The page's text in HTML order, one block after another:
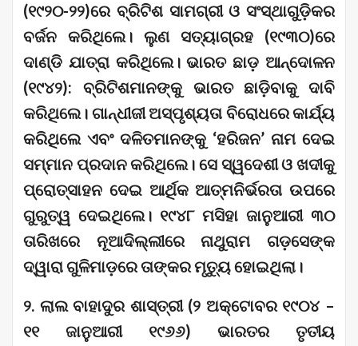
(୧୯୨୦-୨୨)ରେ ବ୍ରିଟିଶ ସାମଗ୍ରୀ ଓ ସଂସ୍ଥାଗୁଡ଼ିକର
ବର୍ଜନ କରିଥିଲେ। ଲୁଣ ସତ୍ୟାଗ୍ରହ (୧୯୩୦)ରେ
ଦାଣ୍ଡି ଯାତ୍ରା କରିଥିଲେ। ଭାରତ ଛାଡ଼ ଆନ୍ଦୋଳନ
(୧୯୪୨): ବ୍ରିଟିଶମାନଙ୍କୁ ଭାରତ ଛାଡ଼ିବାକୁ ଦାବି
କରିଥିଲେ। ଗାନ୍ଧୀଜୀ ଅସ୍ପୃଶ୍ୟତା ବିରୋଧରେ କାର୍ଯ୍ୟ
କରିଥିଲେ ଏବଂ ଦଳିତମାନଙ୍କୁ ‘ହରିଜନ’ ନାମ ଦେଇ
ସମ୍ମାନ ପ୍ରଦାନ କରିଥିଲେ। ସେ ସ୍ୱଦେଶୀ ଓ ଖଦୀକୁ
ପ୍ରୋତ୍ସାହନ ଦେଇ ଆର୍ଥିକ ଆତ୍ମନିର୍ଭରତା ଉପରେ
ଗୁରୁତ୍ୱ ଦେଇଥିଲେ। ୧୯୪୮ ମସିହା ଜାନୁଆରୀ ୩୦
ତାରିଖରେ ନୂଆଦିଲ୍ଲୀରେ ନାଥୁରାମ ଗଡ଼ସେଙ୍କ
ଦ୍ୱାରା ଗୁଳିମାଡ଼ରେ ତାଙ୍କର ମୃତ୍ୟୁ ହୋଇଥିଲା।
୨. ଲାଲ ବାହାଦୁର ଶାସ୍ତ୍ରୀ (୨ ଅକ୍ଟୋବର ୧୯୦୪ –
୧୧ ଜାନୁଆରୀ ୧୯୬୬) ଭାରତର ତୃତୀୟ